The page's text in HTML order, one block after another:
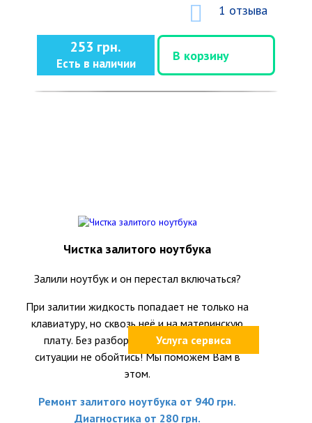
1 отзыва
253 грн.
Есть в наличии
В корзину
Услуга сервиса
Чистка залитого ноутбука
Залили ноутбук и он перестал включаться?
При залитии жидкость попадает не только на
клавиатуру, но сквозь неё и на материнскую
плату. Без разборки ноутбука и оценки
ситуации не обойтись! Мы поможем Вам в
этом.
Ремонт залитого ноутбука от 940 грн.
Диагностика от 280 грн.